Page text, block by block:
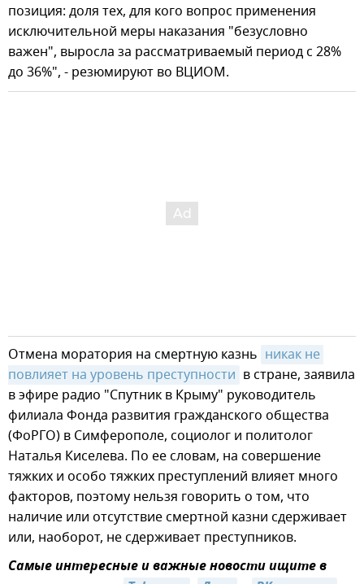
позиция: доля тех, для кого вопрос применения
исключительной меры наказания "безусловно
важен", выросла за рассматриваемый период с 28%
до 36%", - резюмируют во ВЦИОМ.
Отмена моратория на смертную казнь никак не
повлияет на уровень преступности в стране, заявила
в эфире радио "Спутник в Крыму" руководитель
филиала Фонда развития гражданского общества
(ФоРГО) в Симферополе, социолог и политолог
Наталья Киселева. По ее словам, на совершение
тяжких и особо тяжких преступлений влияет много
факторов, поэтому нельзя говорить о том, что
наличие или отсутствие смертной казни сдерживает
или, наоборот, не сдерживает преступников.
Самые интересные и важные новости ищите в